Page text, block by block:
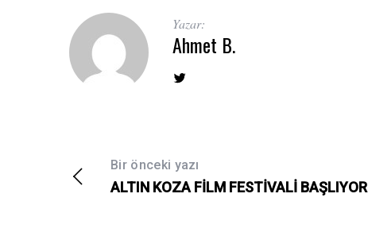
Yazar:
Ahmet B.
Bir önceki yazı
ALTIN KOZA FİLM FESTİVALİ BAŞLIYOR